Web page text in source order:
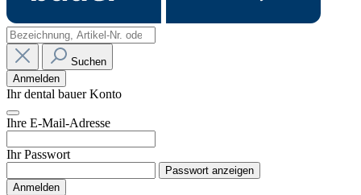
Suchen
Anmelden
Ihr dental bauer Konto
Ihre E-Mail-Adresse
Ihr Passwort
Passwort anzeigen
Anmelden